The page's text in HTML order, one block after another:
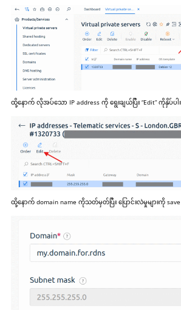
ထို့နောက် လိုအပ်သော IP address ကို ရွေးချယ်ပြီး “Edit” ကိုနှိပ်ပါ။
ထို့နောက် domain name ကိုသတ်မှတ်ပြီး ပြောင်းလဲမှုများကို